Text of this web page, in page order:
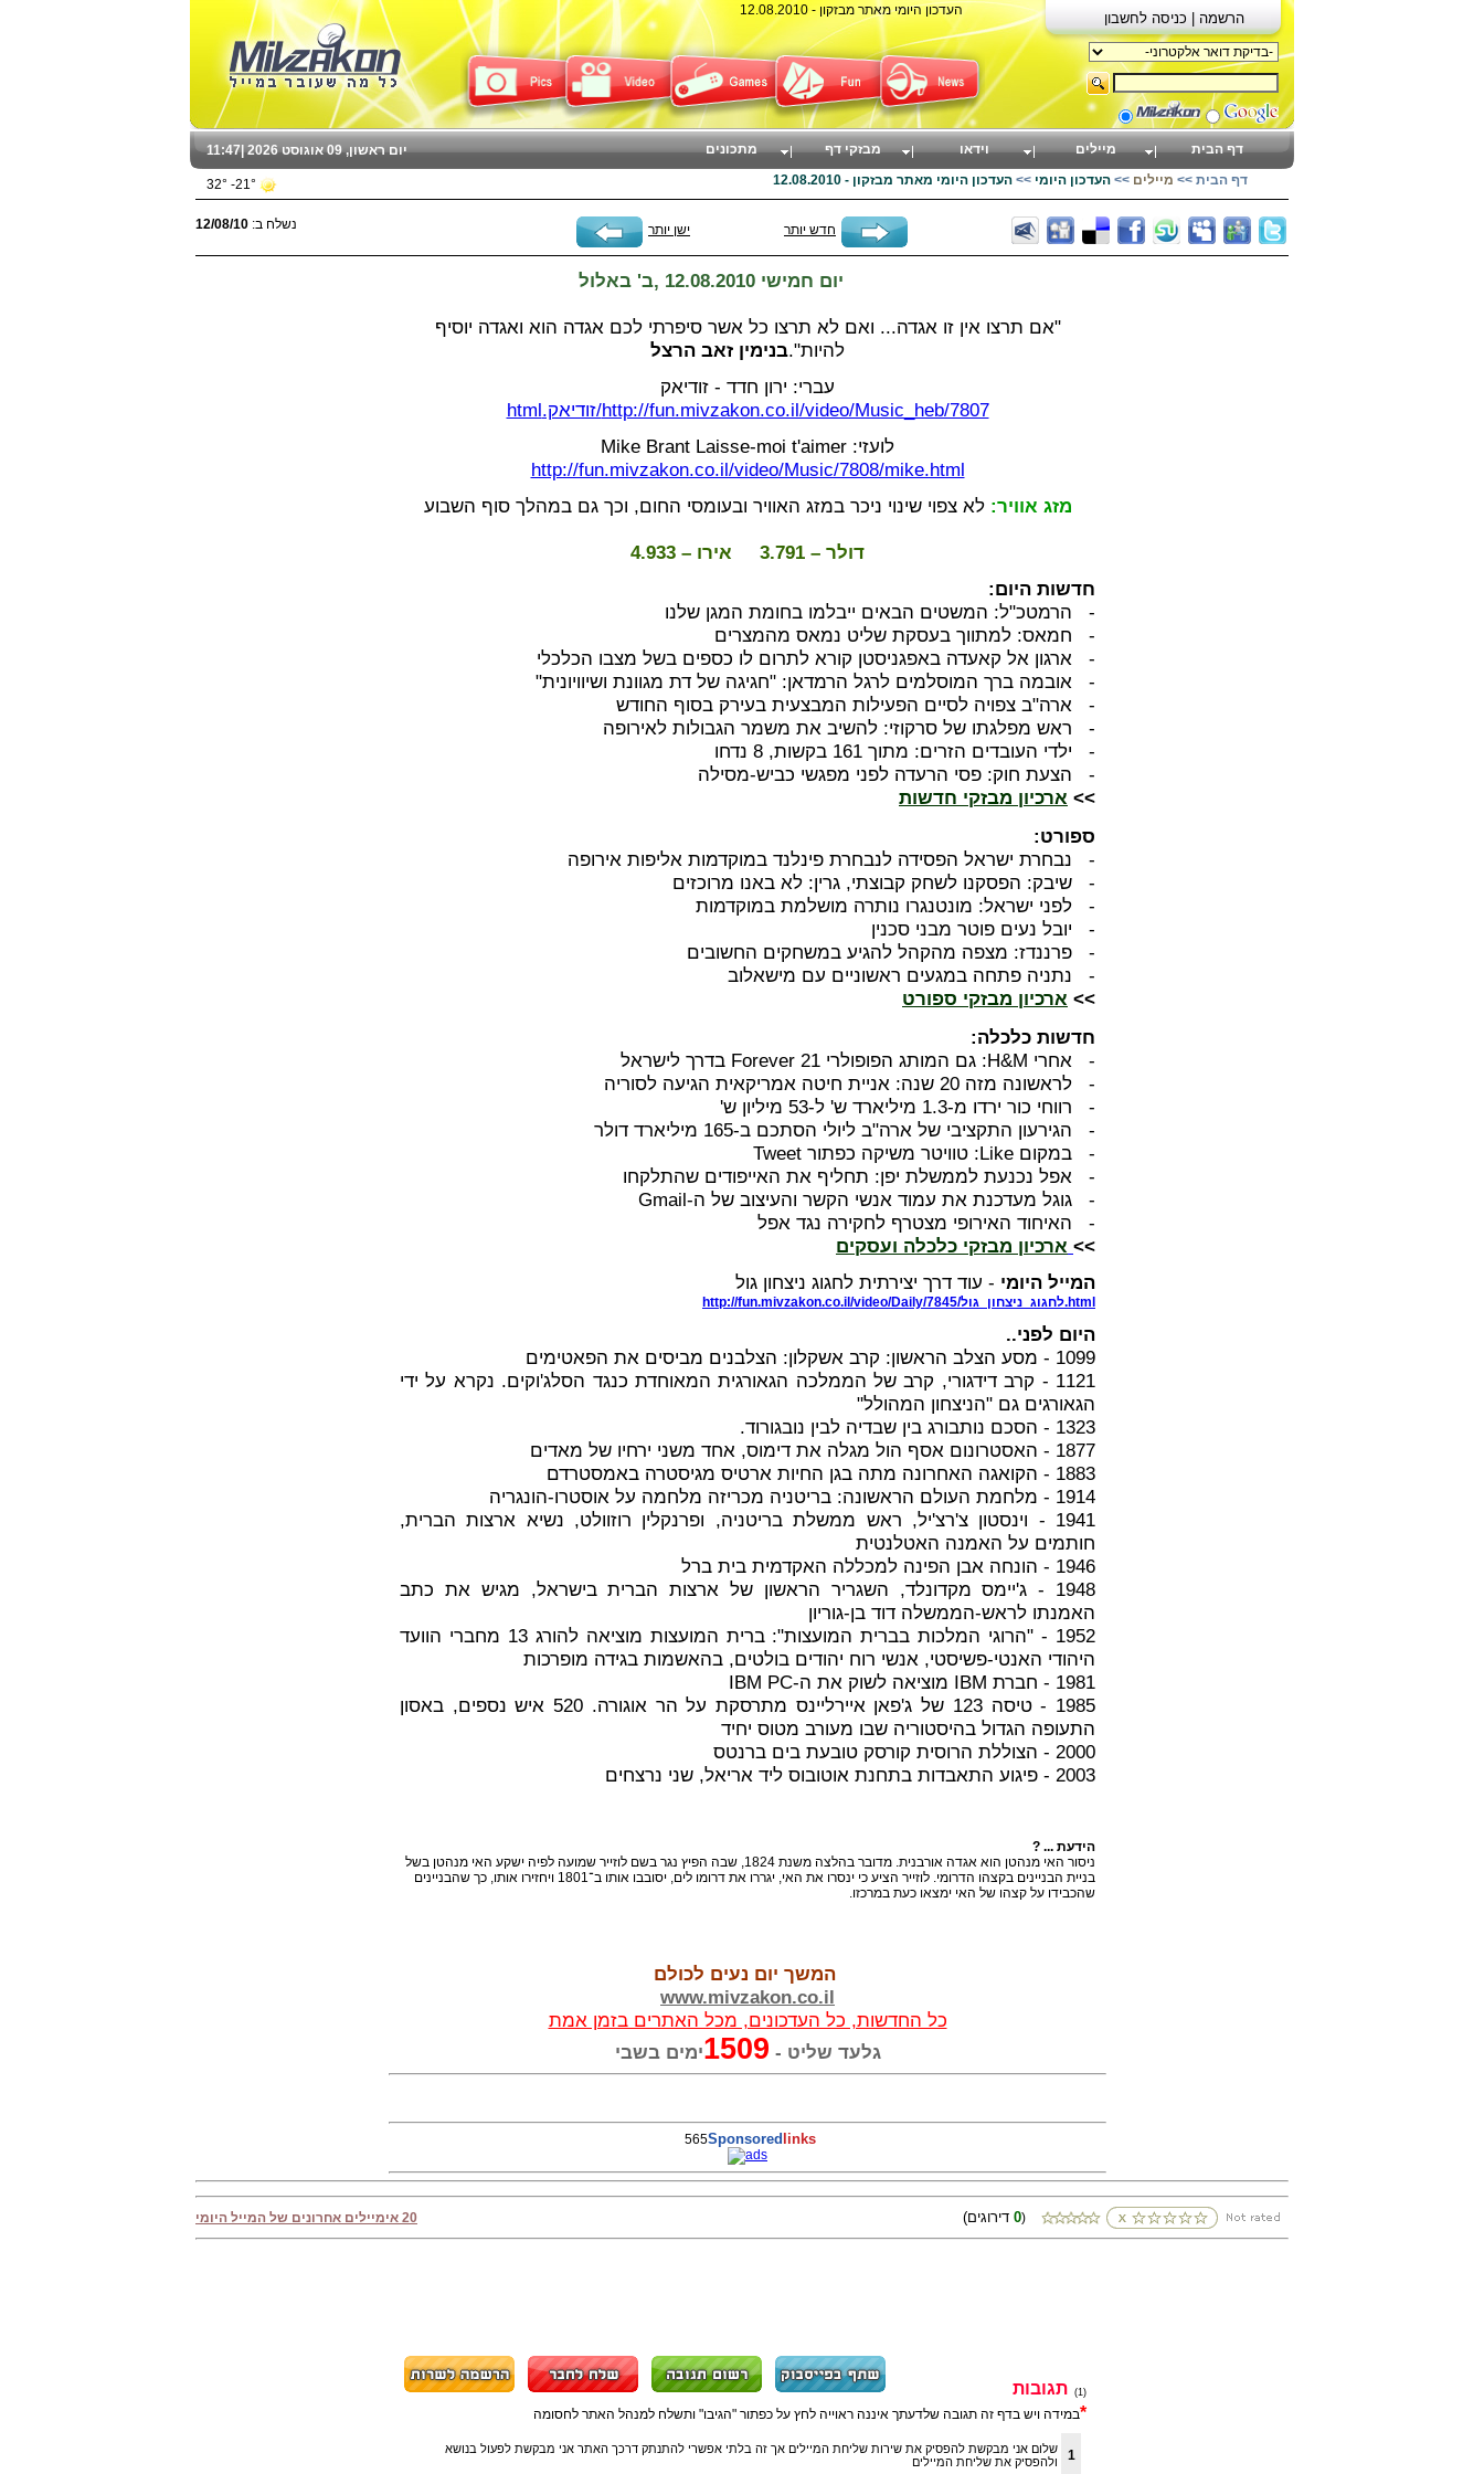
העדכון היומי מאתר מבזקון - 12.08.2010
נשלח ב: 12/08/10 חדש יותר ישן יותר
יום חמישי 12.08.2010 ,ב' באלול
"אם תרצו אין זו אגדה... ואם לא תרצו כל אשר סיפרתי לכם אגדה הוא ואגדה יוסיף
להיות".בנימין זאב הרצל
עברי: ירון חדד - זודיאק
http://fun.mivzakon.co.il/video/Music_heb/7807/זודיאק.html
Mike Brant Laisse-moi t'aimer :לועזי
http://fun.mivzakon.co.il/video/Music/7808/mike.html
מזג אוויר: לא צפוי שינוי ניכר במזג האוויר ובעומסי החום, וכך גם במהלך סוף השבוע
דולר – 3.791 אירו – 4.933
חדשות היום:
- הרמטכ"ל: המשטים הבאים ייבלמו בחומת המגן שלנו
- חמאס: למתווך בעסקת שליט נמאס מהמצרים
- ארגון אל קאעדה באפגניסטן קורא לתרום לו כספים בשל מצבו הכלכלי
- אובמה ברך המוסלמים לרגל הרמדאן: "חגיגה של דת מגוונת ושיוויונית"
- ארה"ב צפויה לסיים הפעילות המבצעית בעירק בסוף החודש
- ראש מפלגתו של סרקוזי: להשיב את משמר הגבולות לאירופה
- ילדי העובדים הזרים: מתוך 161 בקשות, 8 נדחו
- הצעת חוק: פסי הרעדה לפני מפגשי כביש-מסילה
>> ארכיון מבזקי חדשות
ספורט:
- נבחרת ישראל הפסידה לנבחרת פינלנד במוקדמות אליפות אירופה
- שיבק: הפסקנו לשחק קבוצתי, גרין: לא באנו מרוכזים
- לפני ישראל: מונטנגרו נותרה מושלמת במוקדמות
- יובל נעים פוטר מבני סכנין
- פרננדז: מצפה מהקהל להגיע במשחקים החשובים
- נתניה פתחה במגעים ראשוניים עם מישאלוב
>> ארכיון מבזקי ספורט
חדשות כלכלה:
- אחרי H&M: גם המותג הפופולרי Forever 21 בדרך לישראל
- לראשונה מזה 20 שנה: אניית חיטה אמריקאית הגיעה לסוריה
- רווחי כור ירדו מ-1.3 מיליארד ש' ל-53 מיליון ש'
- הגירעון התקציבי של ארה"ב ליולי הסתכם ב-165 מיליארד דולר
- במקום Like: טוויטר משיקה כפתור Tweet
- אפל נכנעת לממשלת יפן: תחליף את האייפודים שהתלקחו
- גוגל מעדכנת את עמוד אנשי הקשר והעיצוב של ה-Gmail
- האיחוד האירופי מצטרף לחקירה נגד אפל
>> ארכיון מבזקי כלכלה ועסקים
המייל היומי - עוד דרך יצירתית לחגוג ניצחון גול
http://fun.mivzakon.co.il/video/Daily/7845/לחגוג_ניצחון_גול.html
היום לפני..
1099 - מסע הצלב הראשון: קרב אשקלון: הצלבנים מביסים את הפאטימים
1121 - קרב דידגורי, קרב של הממלכה הגאורגית המאוחדת כנגד הסלג'וקים. נקרא על ידי
הגאורגים גם "הניצחון המהולל"
1323 - הסכם נותבורג בין שבדיה לבין נובגורוד.
1877 - האסטרונום אסף הול מגלה את דימוס, אחד משני ירחיו של מאדים
1883 - הקואגה האחרונה מתה בגן החיות ארטיס מגיסטרה באמסטרדם
1914 - מלחמת העולם הראשונה: בריטניה מכריזה מלחמה על אוסטרו-הונגריה
1941 - וינסטון צ'רצ'יל, ראש ממשלת בריטניה, ופרנקלין רוזוולט, נשיא ארצות הברית,
חותמים על האמנה האטלנטית
1946 - הונחה אבן הפינה למכללה האקדמית בית ברל
1948 - ג'יימס מקדונלד, השגריר הראשון של ארצות הברית בישראל, מגיש את כתב
האמנתו לראש-הממשלה דוד בן-גוריון
1952 - "הרוגי המלכות בברית המועצות": ברית המועצות מוציאה להורג 13 מחברי הוועד
היהודי האנטי-פשיסטי, אנשי רוח יהודים בולטים, בהאשמות בגידה מופרכות
1981 - חברת IBM מוציאה לשוק את ה-IBM PC
1985 - טיסה 123 של ג'פאן איירליינס מתרסקת על הר אוגורה. 520 איש נספים, באסון
התעופה הגדול בהיסטוריה שבו מעורב מטוס יחיד
2000 - הצוללת הרוסית קורסק טובעת בים ברנטס
2003 - פיגוע התאבדות בתחנת אוטובוס ליד אריאל, שני נרצחים
הידעת ... ?
ניסור האי מנהטן הוא אגדה אורבנית. מדובר בהלצה משנת 1824, שבה הפיץ נגר בשם לוזייר שמועה לפיה ישקע האי מנהטן בשל
בניית הבניינים בקצהו הדרומי. לוזייר הציע כי ינסרו את האי, יגררו את דרומו לים, יסובבו אותו ב־1801 ויחזירו אותו, כך שהבניינים
שהכבידו על קצהו של האי ימצאו כעת במרכזו.
המשך יום נעים לכולם
www.mivzakon.co.il
כל החדשות, כל העדכונים, מכל האתרים בזמן אמת
גלעד שליט - 1509ימים בשבי
565Sponsored links
20 אימיילים אחרונים של המייל היומי 0)
(1)
תגובות
*במידה ויש בדף זה תגובה שלדעתך איננה ראוייה לחץ על כפתור "הגיבו" ותשלח למנהל האתר לחסומה
שלום אני מבקשת להפסיק את שירות שליחת המיילים אך זה בלתי אפשרי להתנתק דרכך האתר אני מבקשת לפעול בנושא
ולהפסיק את שליחת המיילים
1
11:47 יום ראשון, 09 אוגוסט 2026 | דף הבית מיילים וידאו מבזקי דף מתכונים
21°- 32° דף הבית >> מיילים >> העדכון היומי >> העדכון היומי מאתר מבזקון - 12.08.2010
הרשמה | כניסה לחשבון